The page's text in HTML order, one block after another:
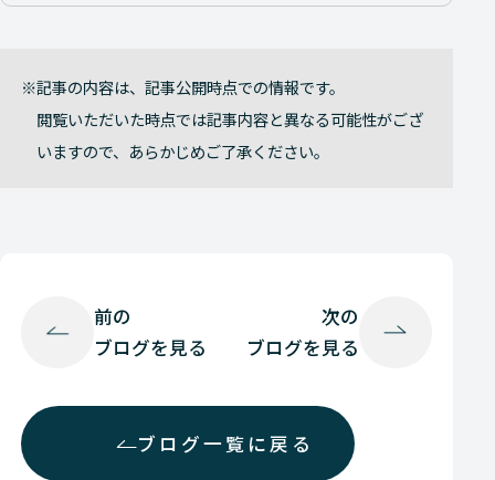
記事の内容は、記事公開時点での情報です。
閲覧いただいた時点では記事内容と異なる可能性がござ
いますので、あらかじめご了承ください。
前の
ブログを見る
ブログ一覧に戻る
次の
ブログを見る